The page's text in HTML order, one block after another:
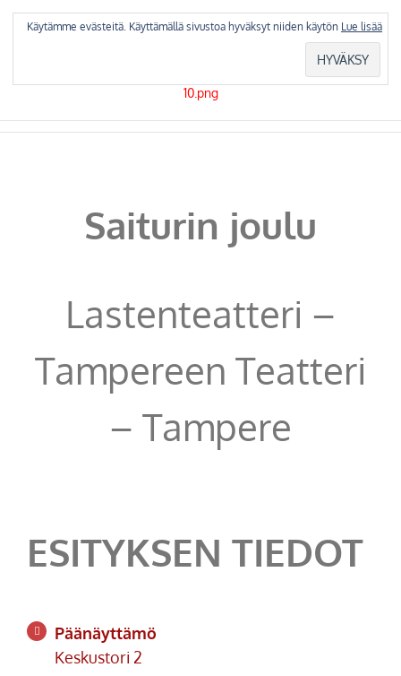
Saiturin joulu
Lastenteatteri –
Tampereen Teatteri
– Tampere
ESITYKSEN TIEDOT
Päänäyttämö
Keskustori 2
Käytämme evästeitä. Käyttämällä sivustoa hyväksyt niiden käytön Lue lisää